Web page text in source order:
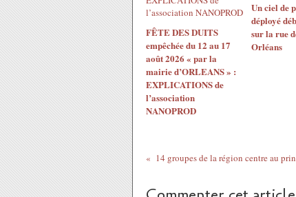
FÊTE DES DUITS
empêchée du 12 au 17
août 2026 « par la
mairie d’ORLEANS » :
EXPLICATIONS de
l’association
NANOPROD
Un ciel de
déployé
sur la rue
Orléans
14 groupes de la région centre au